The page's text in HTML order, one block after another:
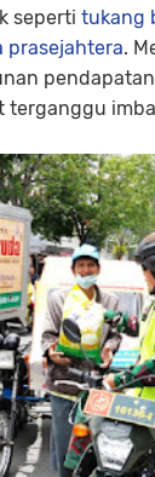
seperti tukang
prasejahtera.